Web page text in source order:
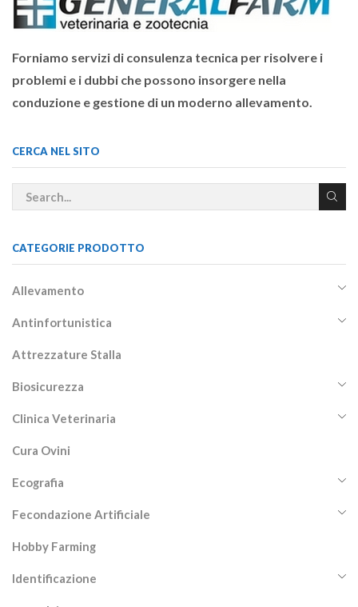
Forniamo servizi di consulenza tecnica per risolvere i
problemi e i dubbi che possono insorgere nella
conduzione e gestione di un moderno allevamento.
CERCA NEL SITO
CATEGORIE PRODOTTO
Allevamento
Antinfortunistica
Attrezzature Stalla
Biosicurezza
Clinica Veterinaria
Cura Ovini
Ecografia
Fecondazione Artificiale
Hobby Farming
Identificazione